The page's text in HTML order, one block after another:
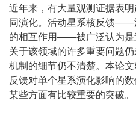
近年来，有大量观测证据表
同演化。活动星系核反馈——
的相互作用——被广泛认为是
关于该领域的许多重要问题
机制的细节仍不清楚。本论文
反馈对单个星系演化影响的
某些方面有比较重要的突破。